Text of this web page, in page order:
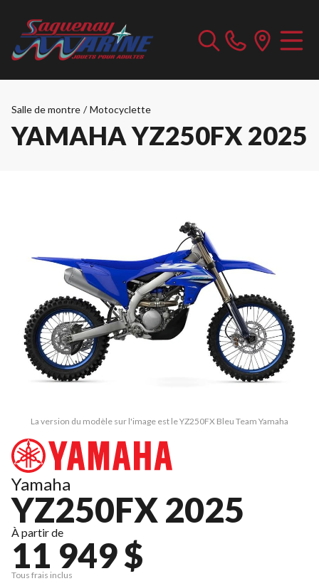
Salle de montre / Motocyclette
YAMAHA YZ250FX 2025
La version du modèle sur l'image est le YZ250FX Bleu Team Yamaha
Yamaha
YZ250FX 2025
À partir de
11 949 $
Tous frais inclus